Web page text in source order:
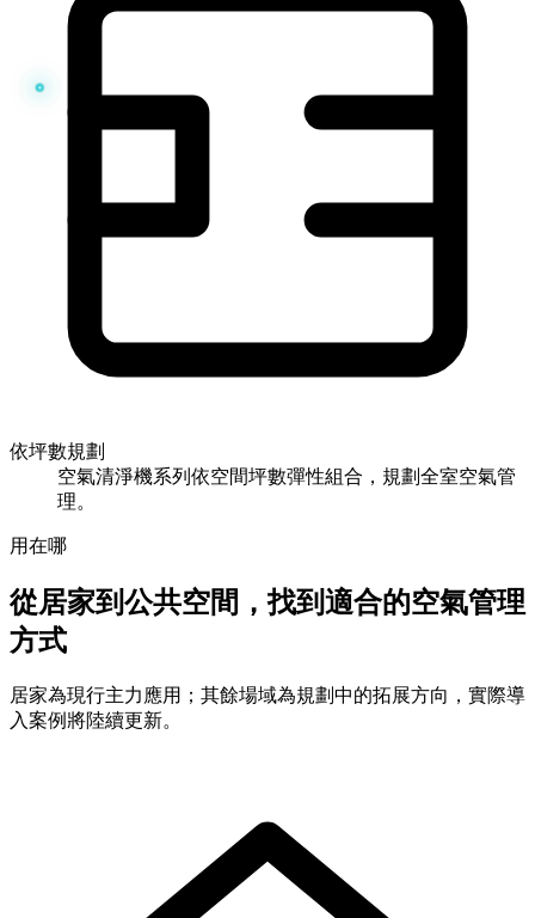
依坪數規劃
空氣清淨機系列依空間坪數彈性組合，規劃全室空氣管
理。
用在哪
從居家到公共空間，找到適合的空氣管理
方式
居家為現行主力應用；其餘場域為規劃中的拓展方向，實際導
入案例將陸續更新。